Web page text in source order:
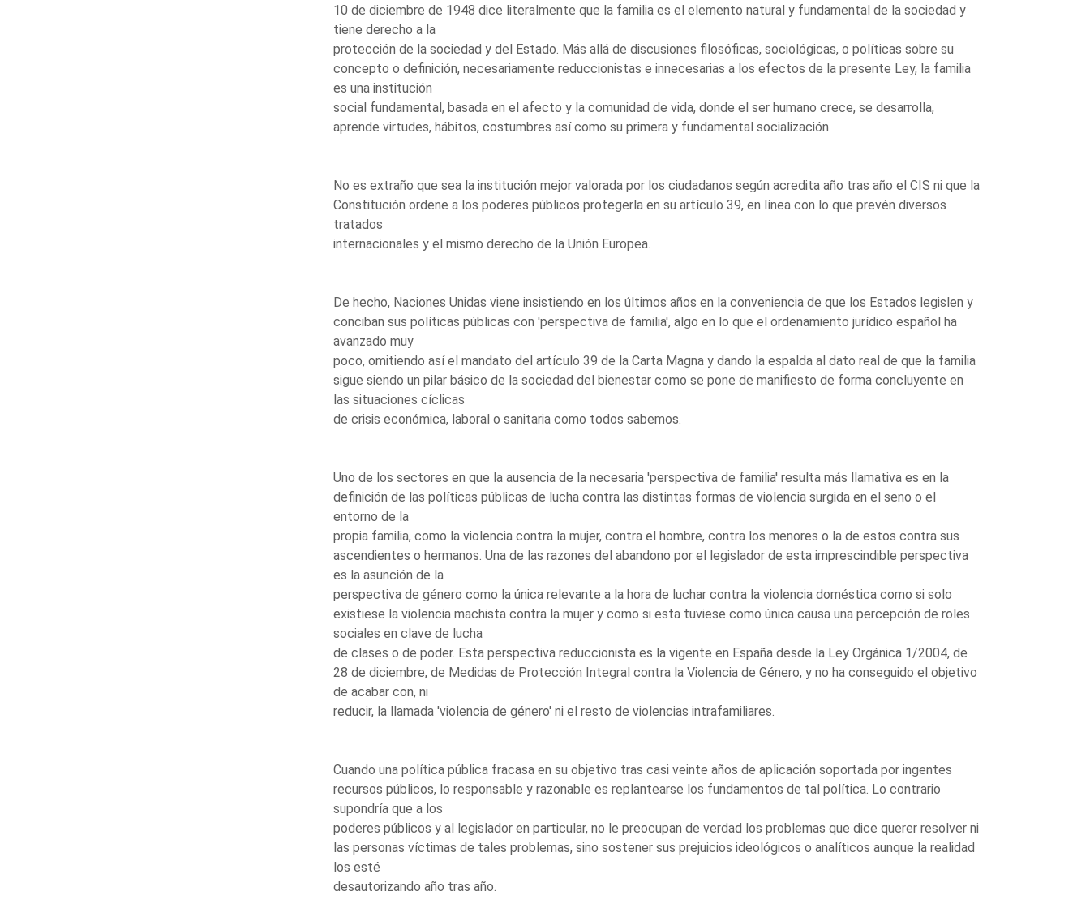
10 de diciembre de 1948 dice literalmente que la familia es el elemento natural y fundamental de la sociedad y
tiene derecho a la
protección de la sociedad y del Estado. Más allá de discusiones filosóficas, sociológicas, o políticas sobre su
concepto o definición, necesariamente reduccionistas e innecesarias a los efectos de la presente Ley, la familia
es una institución
social fundamental, basada en el afecto y la comunidad de vida, donde el ser humano crece, se desarrolla,
aprende virtudes, hábitos, costumbres así como su primera y fundamental socialización.
No es extraño que sea la institución mejor valorada por los ciudadanos según acredita año tras año el CIS ni que la
Constitución ordene a los poderes públicos protegerla en su artículo 39, en línea con lo que prevén diversos
tratados
internacionales y el mismo derecho de la Unión Europea.
De hecho, Naciones Unidas viene insistiendo en los últimos años en la conveniencia de que los Estados legislen y
conciban sus políticas públicas con 'perspectiva de familia', algo en lo que el ordenamiento jurídico español ha
avanzado muy
poco, omitiendo así el mandato del artículo 39 de la Carta Magna y dando la espalda al dato real de que la familia
sigue siendo un pilar básico de la sociedad del bienestar como se pone de manifiesto de forma concluyente en
las situaciones cíclicas
de crisis económica, laboral o sanitaria como todos sabemos.
Uno de los sectores en que la ausencia de la necesaria 'perspectiva de familia' resulta más llamativa es en la
definición de las políticas públicas de lucha contra las distintas formas de violencia surgida en el seno o el
entorno de la
propia familia, como la violencia contra la mujer, contra el hombre, contra los menores o la de estos contra sus
ascendientes o hermanos. Una de las razones del abandono por el legislador de esta imprescindible perspectiva
es la asunción de la
perspectiva de género como la única relevante a la hora de luchar contra la violencia doméstica como si solo
existiese la violencia machista contra la mujer y como si esta tuviese como única causa una percepción de roles
sociales en clave de lucha
de clases o de poder. Esta perspectiva reduccionista es la vigente en España desde la Ley Orgánica 1/2004, de
28 de diciembre, de Medidas de Protección Integral contra la Violencia de Género, y no ha conseguido el objetivo
de acabar con, ni
reducir, la llamada 'violencia de género' ni el resto de violencias intrafamiliares.
Cuando una política pública fracasa en su objetivo tras casi veinte años de aplicación soportada por ingentes
recursos públicos, lo responsable y razonable es replantearse los fundamentos de tal política. Lo contrario
supondría que a los
poderes públicos y al legislador en particular, no le preocupan de verdad los problemas que dice querer resolver ni
las personas víctimas de tales problemas, sino sostener sus prejuicios ideológicos o analíticos aunque la realidad
los esté
desautorizando año tras año.